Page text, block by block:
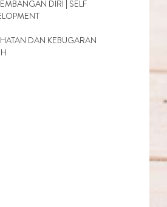
DIRI | SELF
DAN KEBUGARAN